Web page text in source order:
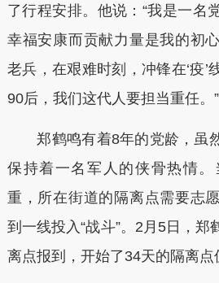
了行程安排。他说：“我是一名
幸福安康而贡献力量是我的初
老兵，在艰难时刻，冲锋在‘疫’
90后，我们这代人要担当重任。”
郑鹤鸣有着8年的党龄，虽
保持着一名军人的侠骨热情
重，所在街道的隔离点需要志
到一线投入“战斗”。2月5日，郑
离点报到，开始了34天的隔离点